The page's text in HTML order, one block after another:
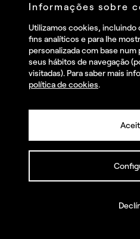
Educação e
DIY (Do It
Streamings
Quais são
Informações sobre
Utilizamos cookies,
fins analíticos e para lhe
personalizada com base num
seus hábitos de navegação
visitadas). Para saber mais
política de cookies.